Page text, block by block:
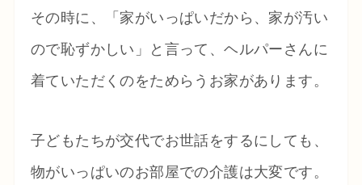
その時に、「家がいっぱいだから、家が汚い
ので恥ずかしい」と言って、ヘルパーさんに
着ていただくのをためらうお家があります。
子どもたちが交代でお世話をするにしても、
物がいっぱいのお部屋での介護は大変です。